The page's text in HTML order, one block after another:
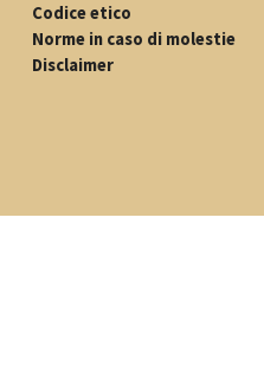
Codice etico
Norme in caso di molestie
Disclaimer